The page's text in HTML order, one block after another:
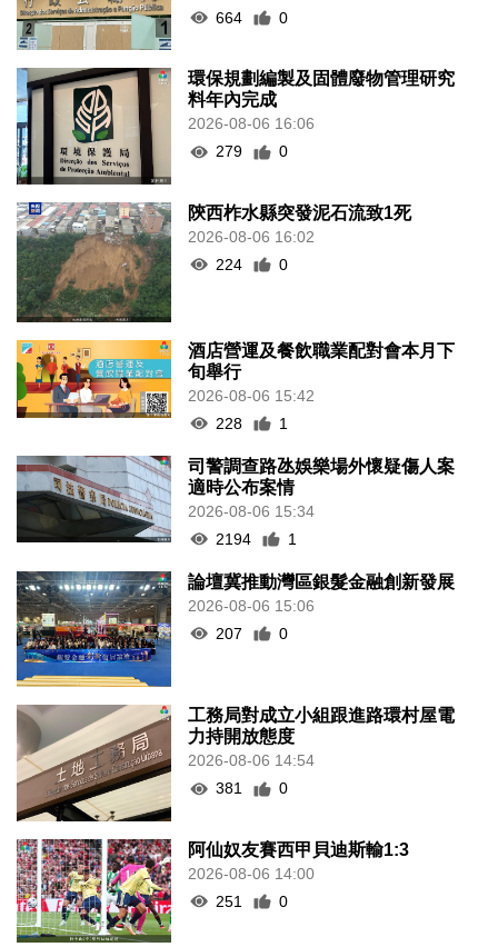
664
0
環保規劃編製及固體廢物管理研究
料年內完成
2026-08-06 16:06
279
0
陝西柞水縣突發泥石流致1死
2026-08-06 16:02
224
0
酒店營運及餐飲職業配對會本月下
旬舉行
2026-08-06 15:42
228
1
司警調查路氹娛樂場外懷疑傷人案
適時公布案情
2026-08-06 15:34
2194
1
論壇冀推動灣區銀髮金融創新發展
2026-08-06 15:06
207
0
工務局對成立小組跟進路環村屋電
力持開放態度
2026-08-06 14:54
381
0
阿仙奴友賽西甲貝迪斯輸1:3
2026-08-06 14:00
251
0